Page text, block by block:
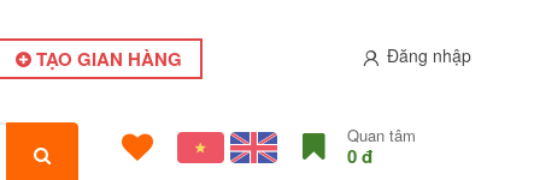
TẠO GIAN HÀNG Đăng nhập
Quan tâm
0 đ